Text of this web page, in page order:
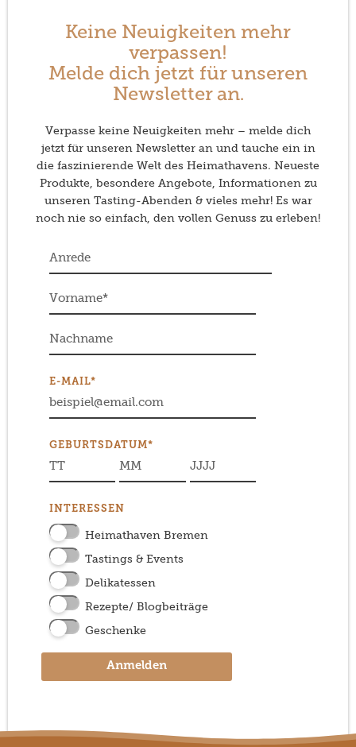
Keine Neuigkeiten mehr
verpassen!
Melde dich jetzt für unseren
Newsletter an.
Verpasse keine Neuigkeiten mehr – melde dich
jetzt für unseren Newsletter an und tauche ein in
die faszinierende Welt des Heimathavens. Neueste
Produkte, besondere Angebote, Informationen zu
unseren Tasting-Abenden & vieles mehr! Es war
noch nie so einfach, den vollen Genuss zu erleben!
E-MAIL*
GEBURTSDATUM*
INTERESSEN
Heimathaven Bremen
Tastings & Events
Delikatessen
Rezepte/ Blogbeiträge
Geschenke
Anmelden